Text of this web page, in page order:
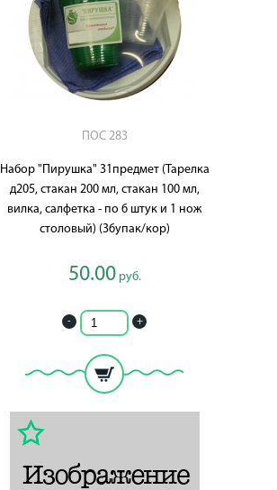
ПОС 283
Набор "Пирушка" 31предмет (Тарелка
д205, стакан 200 мл, стакан 100 мл,
вилка, салфетка - по 6 штук и 1 нож
столовый) (36упак/кор)
50.00руб.
- +